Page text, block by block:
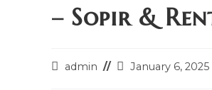
– Sopir &
Postadmin
PostJanuary 6, 2025